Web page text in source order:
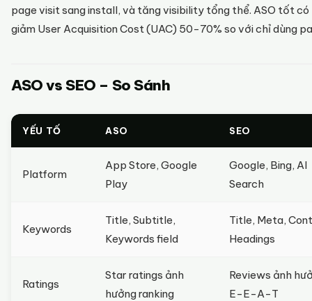
page visit sang install, và tăng visibility tổng thể. ASO tốt
giảm User Acquisition Cost (UAC) 50-70% so với chỉ dùng
ASO vs SEO – So Sánh
YẾU TỐ ASO SEO
Platform
App Store, Google
Play
Google, Bing, AI
Search
Keywords
Title, Subtitle,
Keywords field
Title, Meta,
Headings
Ratings
Star ratings ảnh
hưởng ranking
Reviews ảnh
E-E-A-T